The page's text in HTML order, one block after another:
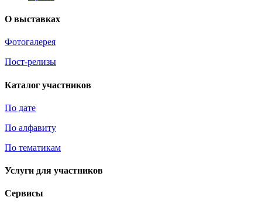
О выставках
Фотогалерея
Пост-релизы
Каталог участников
По дате
По алфавиту
По тематикам
Услуги для участников
Сервисы